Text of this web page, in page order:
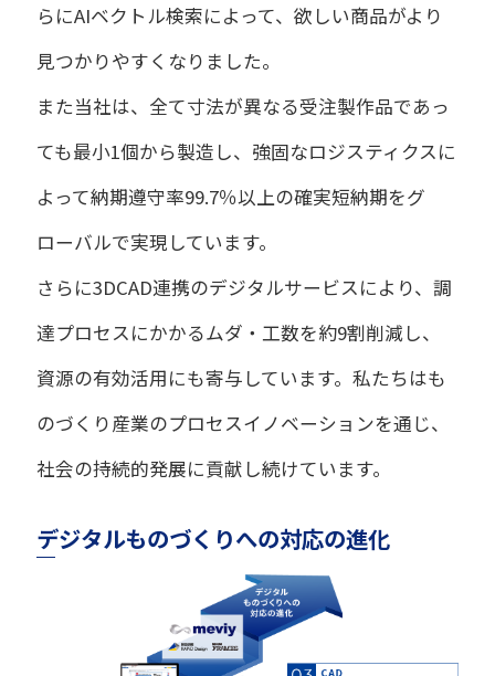
らにAIベクトル検索によって、欲しい商品がより
見つかりやすくなりました。
また当社は、全て寸法が異なる受注製作品であっ
ても最小1個から製造し、強固なロジスティクスに
よって納期遵守率99.7％以上の確実短納期をグ
ローバルで実現しています。
さらに3DCAD連携のデジタルサービスにより、調
達プロセスにかかるムダ・工数を約9割削減し、
資源の有効活用にも寄与しています。私たちはも
のづくり産業のプロセスイノベーションを通じ、
社会の持続的発展に貢献し続けています。
デジタルものづくりへの対応の進化